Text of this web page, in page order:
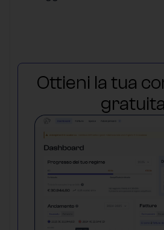
Ottieni la tua